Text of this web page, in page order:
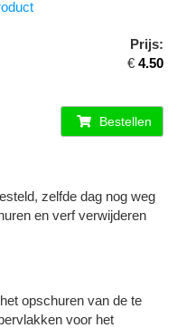
Prijs:
€ 4.50
Bestellen
zelfde dag nog weg
en verf verwijderen
opschuren van de te
voor het